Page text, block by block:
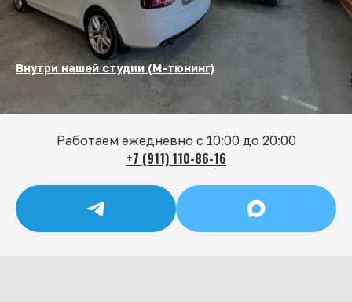
Внутри нашей студии (М-тюнинг)
Работаем ежедневно с 10:00 до 20:00
+7 (911) 110-86-16